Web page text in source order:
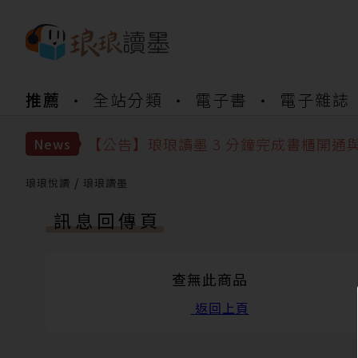
推薦 全站分類 電子書 電子雜誌
News
【公告】琅琅讀墨數位閱讀資產合併與
【公告】琅琅讀墨 3 分鐘完成書櫃開
【公告】琅琅讀墨數位閱讀資產合併與
琅琅悅讀 琅琅讀墨
訊息回傳頁
查無此商品
返回上頁